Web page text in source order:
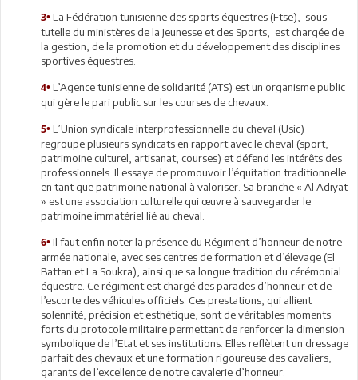
3• La Fédération tunisienne des sports équestres (Ftse), sous
tutelle du ministères de la Jeunesse et des Sports, est chargée de
la gestion, de la promotion et du développement des disciplines
sportives équestres.
4• L’Agence tunisienne de solidarité (ATS) est un organisme public
qui gère le pari public sur les courses de chevaux.
5• L’Union syndicale interprofessionnelle du cheval (Usic)
regroupe plusieurs syndicats en rapport avec le cheval (sport,
patrimoine culturel, artisanat, courses) et défend les intérêts des
professionnels. Il essaye de promouvoir l’équitation traditionnelle
en tant que patrimoine national à valoriser. Sa branche « Al Adiyat
» est une association culturelle qui œuvre à sauvegarder le
patrimoine immatériel lié au cheval.
6• Il faut enfin noter la présence du Régiment d’honneur de notre
armée nationale, avec ses centres de formation et d’élevage (El
Battan et La Soukra), ainsi que sa longue tradition du cérémonial
équestre. Ce régiment est chargé des parades d’honneur et de
l’escorte des véhicules officiels. Ces prestations, qui allient
solennité, précision et esthétique, sont de véritables moments
forts du protocole militaire permettant de renforcer la dimension
symbolique de l’Etat et ses institutions. Elles reflètent un dressage
parfait des chevaux et une formation rigoureuse des cavaliers,
garants de l’excellence de notre cavalerie d’honneur.